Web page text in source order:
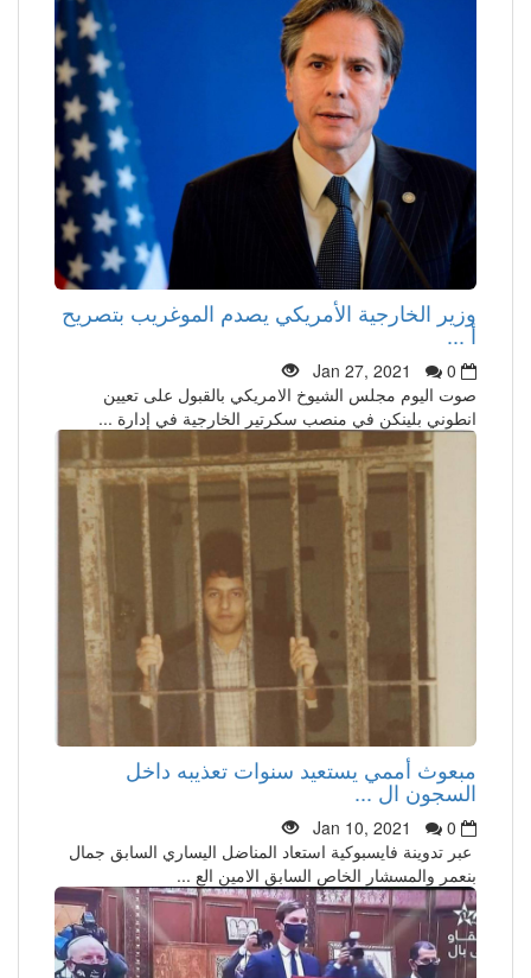
وزير الخارجية الأمريكي يصدم الموغريب بتصريح
أ ...
Jan 27, 2021
0
صوت اليوم مجلس الشيوخ الامريكي بالقبول على تعيين
انطوني بلينكن في منصب سكرتير الخارجية في إدارة ...
مبعوث أممي يستعيد سنوات تعذيبه داخل
السجون ال ...
Jan 10, 2021
0
عبر تدوينة فايسبوكية استعاد المناضل اليساري السابق جمال
بنعمر والمسشار الخاص السابق الامين الع ...